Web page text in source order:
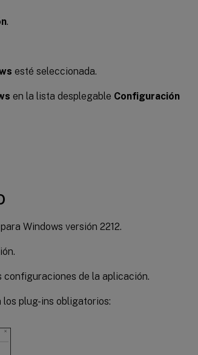
.
esté seleccionada.
en la lista desplegable Configuración
Windows versión 2212.
de la aplicación.
plug-ins obligatorios: